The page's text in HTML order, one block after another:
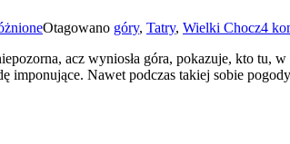
Otagowano góry, Tatry, Wielki Chocz4
acz wyniosła góra, pokazuje, kto tu,
imponujące. Nawet podczas takiej sobie